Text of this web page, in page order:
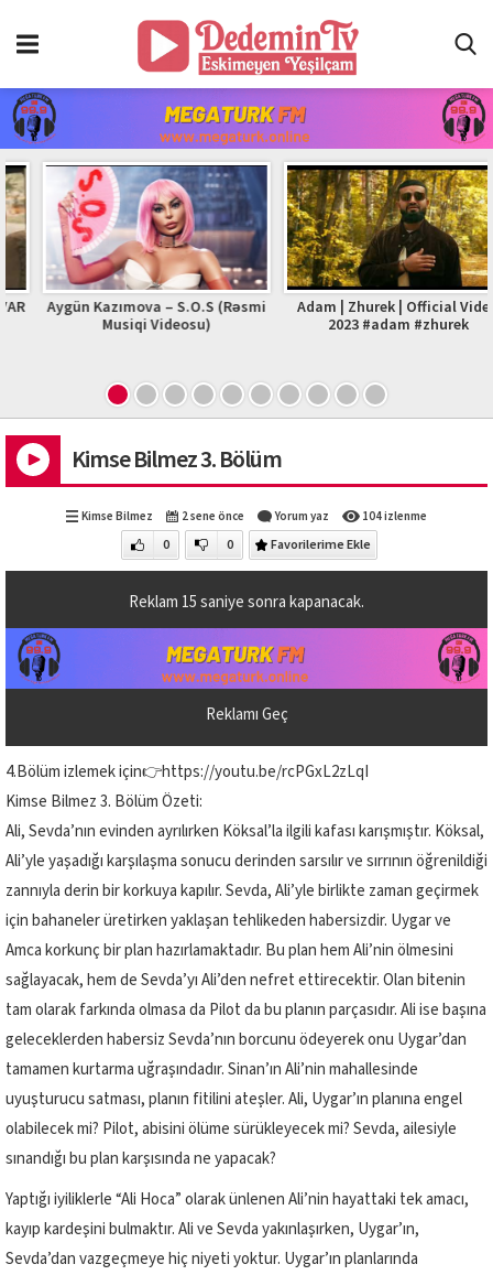
Aygün Kazımova – S.O.S (Rəsmi
Musiqi Videosu)
Adam | Zhurek | Official Video
2023 #adam #zhurek
Kimse Bilmez 3. Bölüm
Kimse Bilmez 2 sene önce Yorum yaz 104 izlenme
0 0 Favorilerime Ekle
Reklam 15saniye sonra kapanacak.
Reklamı Geç
4.Bölüm izlemek için👉https://youtu.be/rcPGxL2zLqI
Kimse Bilmez 3. Bölüm Özeti:
Ali, Sevda’nın evinden ayrılırken Köksal’la ilgili kafası karışmıştır. Köksal,
Ali’yle yaşadığı karşılaşma sonucu derinden sarsılır ve sırrının öğrenildiği
zannıyla derin bir korkuya kapılır. Sevda, Ali’yle birlikte zaman geçirmek
için bahaneler üretirken yaklaşan tehlikeden habersizdir. Uygar ve
Amca korkunç bir plan hazırlamaktadır. Bu plan hem Ali’nin ölmesini
sağlayacak, hem de Sevda’yı Ali’den nefret ettirecektir. Olan bitenin
tam olarak farkında olmasa da Pilot da bu planın parçasıdır. Ali ise başına
geleceklerden habersiz Sevda’nın borcunu ödeyerek onu Uygar’dan
tamamen kurtarma uğraşındadır. Sinan’ın Ali’nin mahallesinde
uyuşturucu satması, planın fitilini ateşler. Ali, Uygar’ın planına engel
olabilecek mi? Pilot, abisini ölüme sürükleyecek mi? Sevda, ailesiyle
sınandığı bu plan karşısında ne yapacak?
Yaptığı iyiliklerle “Ali Hoca” olarak ünlenen Ali’nin hayattaki tek amacı,
kayıp kardeşini bulmaktır. Ali ve Sevda yakınlaşırken, Uygar’ın,
Sevda’dan vazgeçmeye hiç niyeti yoktur. Uygar’ın planlarında